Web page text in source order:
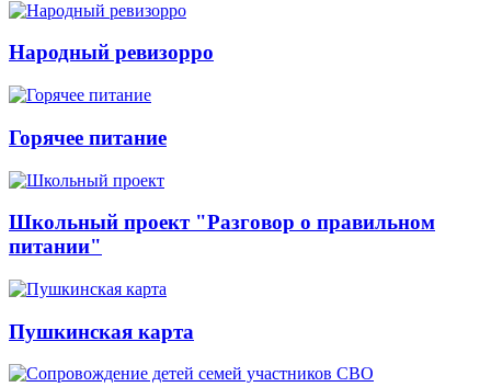
Народный ревизорро
Горячее питание
Школьный проект "Разговор о правильном
питании"
Пушкинская карта